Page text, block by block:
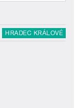
HRADEC KRÁLOVÉ